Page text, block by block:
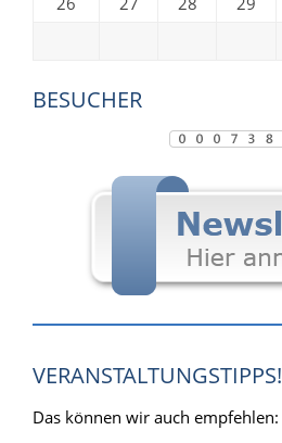
BESUCHER
VERANSTALTUNGSTIPPS!
Das können wir auch empfehlen: